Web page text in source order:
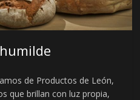
de Productos de León,
que brillan con luz propia,